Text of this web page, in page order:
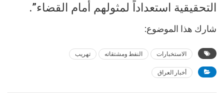
التحقيقية استعداداً لمثولهم أمام القضاء”.
شارك هذا الموضوع:
الاستخبارات النفط ومشتقاته تهريب
أخبار العراق